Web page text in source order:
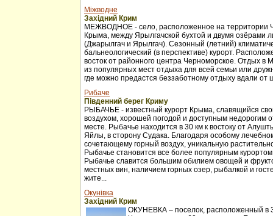
Міжводне
Західний Крим
МЕЖВОДНОЕ - село, расположенное на территории
Крыма, между Ярылгачской бухтой и двумя озёрами
(Джарылгач и Ярылгач). Сезонный (летний)
бальнеологический (в перспективе) курорт.
восток от районного центра Черноморское. Отдых в
из популярных мест отдыха для всей семьи или
где можно предастся беззаботному отдыху вдали от
Рибаче
Південний берег Криму
РЫБАЧЬЕ - известный курорт Крыма, славящийся
воздухом, хорошей погодой и доступным недорогим
месте. Рыбачье находится в 30 км к востоку от
Яйлы, в сторону Судака. Благодаря особому
сочетающему горный воздух, уникальную
Рыбачье становится все более популярным
Рыбачье славится большим обилием овощей и
местных вин, наличием горных озер, рыбалкой и
жите...
Окунівка
Західний Крим
ОКУНЕВКА – поселок, расположенный в